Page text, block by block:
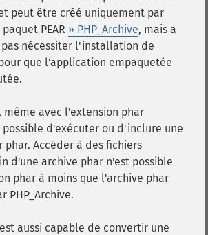
peut être créé uniquement par
PEAR » PHP_Archive, mais a
nécessiter l'installation de
que l'application empaquetée
même avec l'extension phar
d'exécuter ou d'inclure une
phar. Accéder à des fichiers
d'une archive phar n'est possible
phar à moins que l'archive phar
PHP_Archive.
aussi capable de convertir une